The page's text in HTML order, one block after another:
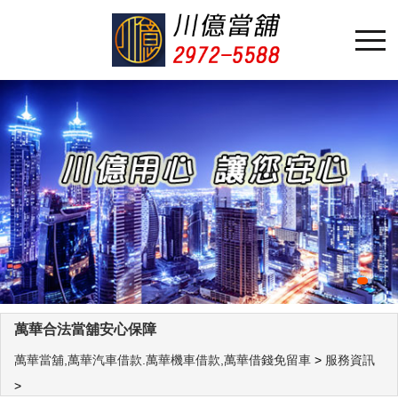
萬華合法當舖安心保障
萬華當舖,萬華汽車借款.萬華機車借款,萬華借錢免留車 > 服務資訊
>